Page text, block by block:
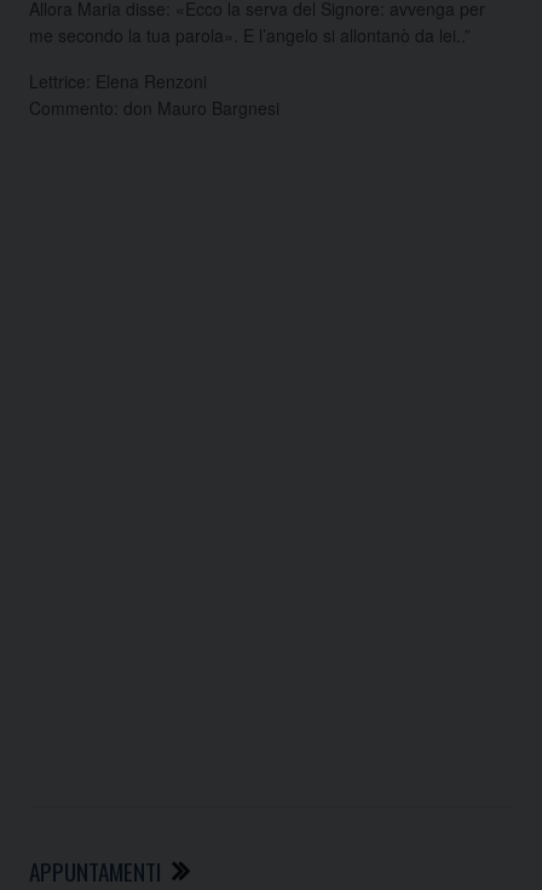
Allora Maria disse: «Ecco la serva del Signore: avvenga per
me secondo la tua parola». E l’angelo si allontanò da lei..”
Lettrice: Elena Renzoni
Commento: don Mauro Bargnesi
APPUNTAMENTI